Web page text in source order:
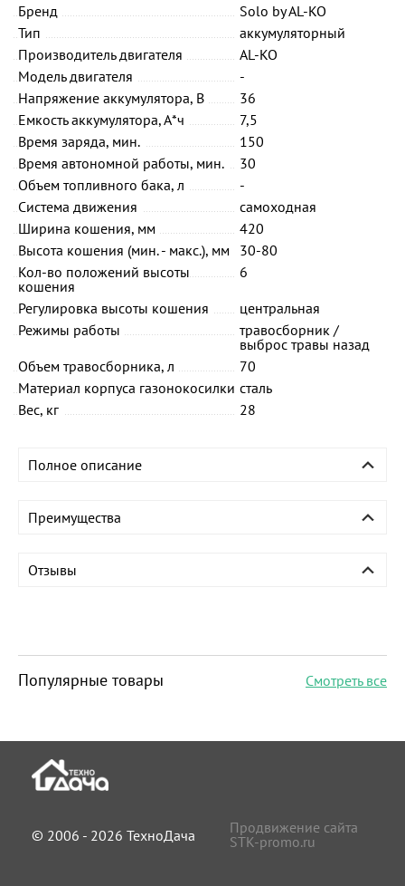
Бренд
Solo by AL-KO
Тип
аккумуляторный
Производитель двигателя
AL-KO
Модель двигателя
-
Напряжение аккумулятора, В
36
Емкость аккумулятора, А*ч
7,5
Время заряда, мин.
150
Время автономной работы, мин.
30
Объем топливного бака, л
-
Система движения
самоходная
Ширина кошения, мм
420
Высота кошения (мин. - макс.), мм 30-80
Кол-во положений высоты
кошения
6
Регулировка высоты кошения
центральная
Режимы работы
травосборник /
выброс травы назад
Объем травосборника, л
70
Материал корпуса газонокосилки сталь
Вес, кг
28
Полное описание
Преимущества
Отзывы
Популярные товары Смотреть все
© 2006 - 2026 ТехноДача
Продвижение сайта
STK-promo.ru